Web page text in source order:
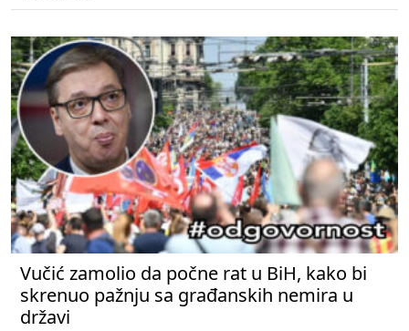
Vučić zamolio da počne rat u BiH, kako bi
skrenuo pažnju sa građanskih nemira u
državi